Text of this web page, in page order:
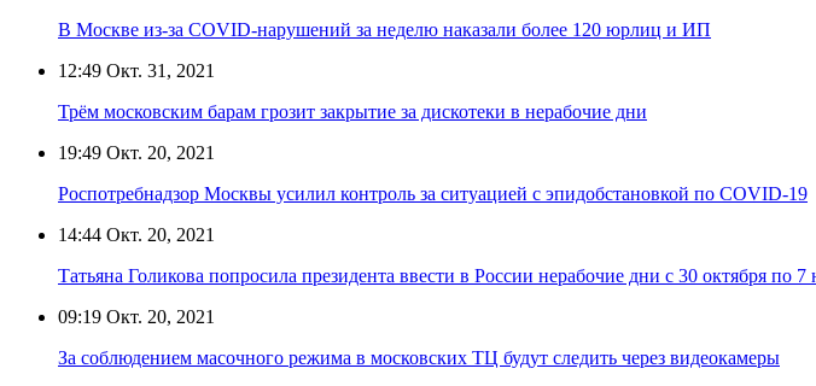
В Москве из-за COVID-нарушений за неделю наказали более 120 юрлиц и ИП
12:49 Окт. 31, 2021
Трём московским барам грозит закрытие за дискотеки в нерабочие дни
19:49 Окт. 20, 2021
Роспотребнадзор Москвы усилил контроль за ситуацией с эпидобстановкой по COVID-19
14:44 Окт. 20, 2021
Татьяна Голикова попросила президента ввести в России нерабочие дни с 30 октября по 7
09:19 Окт. 20, 2021
За соблюдением масочного режима в московских ТЦ будут следить через видеокамеры